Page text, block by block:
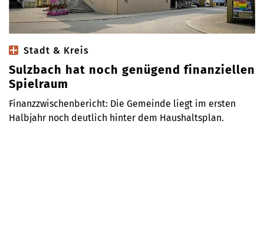
Stadt & Kreis
Sulzbach hat noch genügend finanziellen
Spielraum
Finanzzwischenbericht: Die Gemeinde liegt im ersten
Halbjahr noch deutlich hinter dem Haushaltsplan.